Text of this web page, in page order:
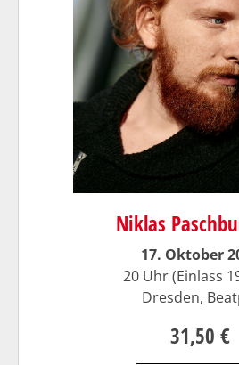
Niklas
17. Oktober
20 Uhr (Einlass
Dresden,
31,50 €